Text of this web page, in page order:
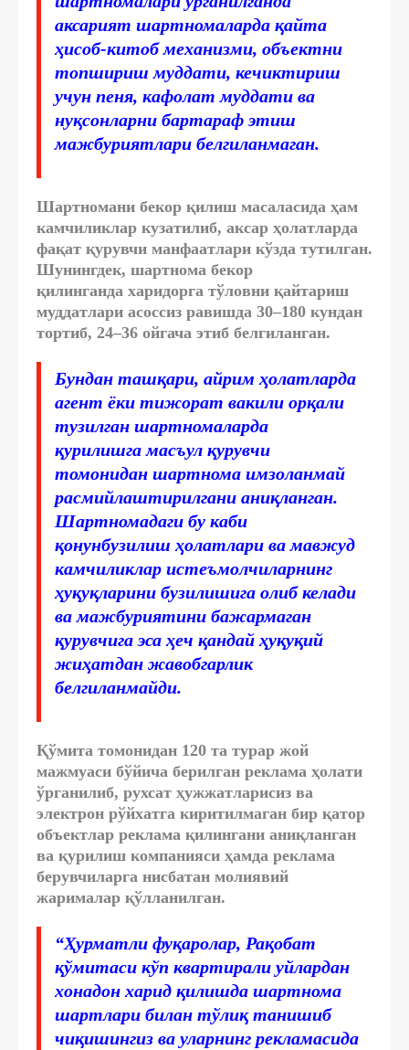
аксарият шартномаларда қайта
ҳисоб-китоб механизми, объектни
топшириш муддати, кечиктириш
учун пеня, кафолат муддати ва
нуқсонларни бартараф этиш
мажбуриятлари белгиланмаган.
Шартномани бекор қилиш масаласида ҳам
камчиликлар кузатилиб, аксар ҳолатларда
фақат қурувчи манфаатлари кўзда тутилган.
Шунингдек, шартнома бекор
қилинганда харидорга тўловни қайтариш
муддатлари асоссиз равишда 30–180 кундан
тортиб, 24–36 ойгача этиб белгиланган.
Бундан ташқари, айрим ҳолатларда
агент ёки тижорат вакили орқали
тузилган шартномаларда
қурилишга масъул қурувчи
томонидан шартнома имзоланмай
расмийлаштирилгани аниқланган.
Шартномадаги бу каби
қонунбузилиш ҳолатлари ва мавжуд
камчиликлар истеъмолчиларнинг
ҳуқуқларини бузилишига олиб келади
ва мажбуриятини бажармаган
қурувчига эса ҳеч қандай ҳуқуқий
жиҳатдан жавобгарлик
белгиланмайди.
Қўмита томонидан 120 та турар жой
мажмуаси бўйича берилган реклама ҳолати
ўрганилиб, рухсат ҳужжатларисиз ва
электрон рўйхатга киритилмаган бир қатор
объектлар реклама қилингани аниқланган
ва қурилиш компанияси ҳамда реклама
берувчиларга нисбатан молиявий
жарималар қўлланилган.
“Ҳурматли фуқаролар, Рақобат
қўмитаси кўп квартирали уйлардан
хонадон харид қилишда шартнома
шартлари билан тўлиқ танишиб
чиқишингиз ва уларнинг рекламасида